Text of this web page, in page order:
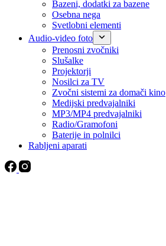
Bazeni, dodatki za bazene
Osebna nega
Svetlobni elementi
Audio-video foto
Prenosni zvočniki
Slušalke
Projektorji
Nosilci za TV
Zvočni sistemi za domači kino
Medijski predvajalniki
MP3/MP4 predvajalniki
Radio/Gramofoni
Baterije in polnilci
Rabljeni aparati